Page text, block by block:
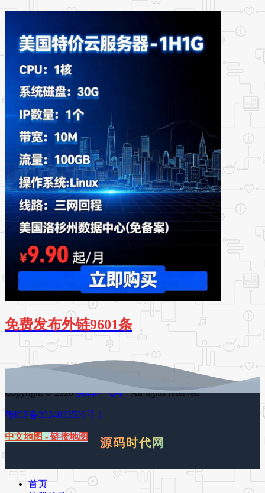
免费发布外链9601条
Copyright © 2026源码时代网- All rights reserved
赣ICP备2024033506号-1
中文地图 - 链接地图 源码时代网
首页